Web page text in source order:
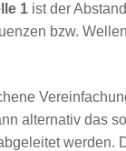
1ist der Abstand
bzw.
alternativ das
werden.